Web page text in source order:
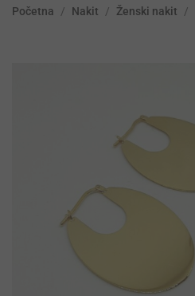
Početna / Nakit / Ženski nakit /